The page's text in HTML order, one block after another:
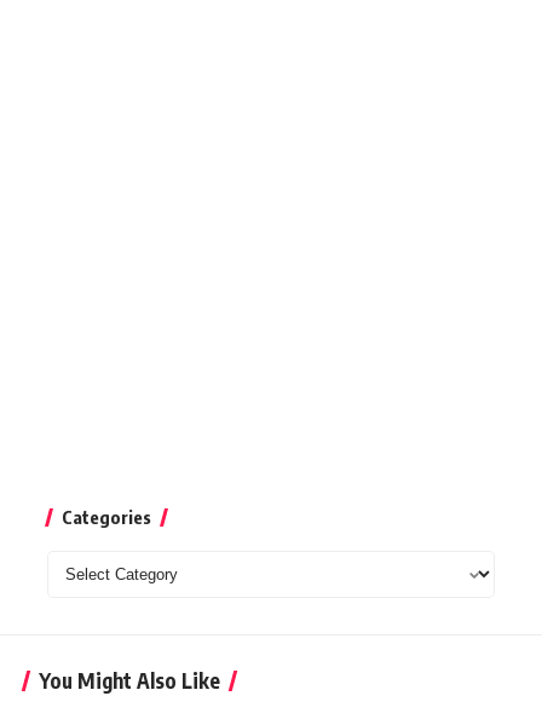
Categories
Categories
You Might Also Like